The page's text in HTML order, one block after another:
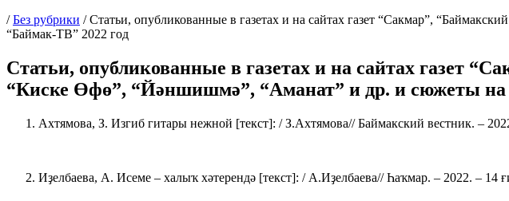
/Без рубрики /Статьи, опубликованные в газетах и на сайтах газет “Сакмар”,
“Баймак-ТВ” 2022 год
Статьи, опубликованные в газетах и на сайтах газет
“Киске Өфө”, “Йәншишмә”, “Аманат” и др. и сюжеты на
Ахтямова, З. Изгиб гитары нежной [текст]: / З.Ахтямова// Баймакский вестник. –
Иҙелбаева, А. Исеме – халыҡ хәтерендә [текст]: / А.Иҙелбаева// Һаҡмар. – 2022. – 14